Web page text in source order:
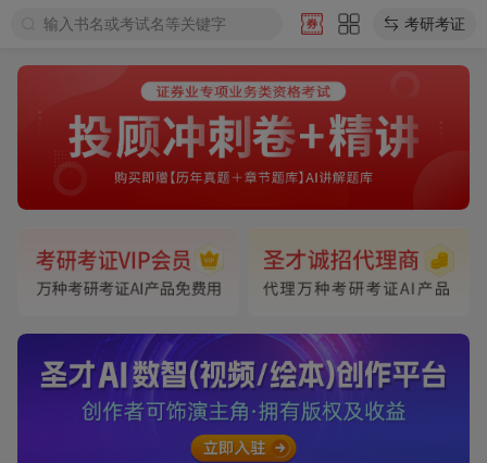
输入书名或考试名等关键字 考研考证